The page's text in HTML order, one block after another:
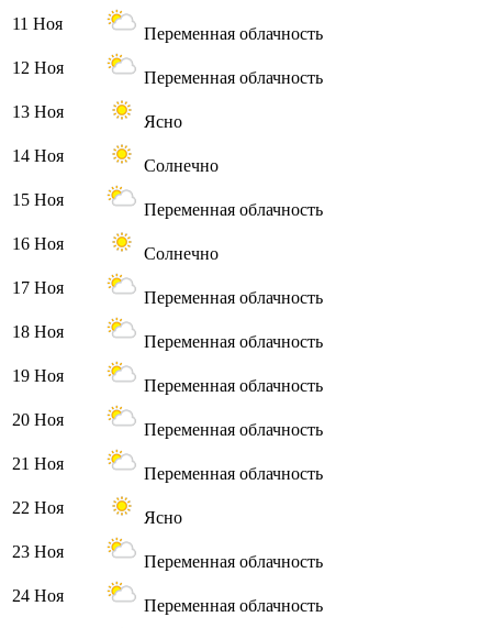
11 Ноя
Переменная облачность
12 Ноя
Переменная облачность
13 Ноя
Ясно
14 Ноя
Солнечно
15 Ноя
Переменная облачность
16 Ноя
Солнечно
17 Ноя
Переменная облачность
18 Ноя
Переменная облачность
19 Ноя
Переменная облачность
20 Ноя
Переменная облачность
21 Ноя
Переменная облачность
22 Ноя
Ясно
23 Ноя
Переменная облачность
24 Ноя
Переменная облачность